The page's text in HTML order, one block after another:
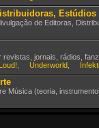
Estúdios
de Editoras,
revistas, jornais, rádios,
Loud! Underworld
Música (teoria,